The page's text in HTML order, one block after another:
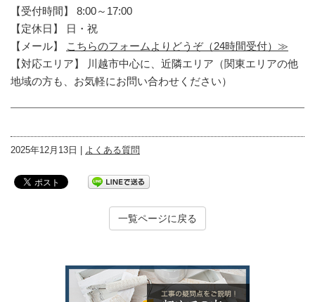
【受付時間】 8:00～17:00
【定休日】 日・祝
【メール】
こちらのフォームよりどうぞ（24時間受付）≫
【対応エリア】 川越市中心に、近隣エリア（関東エリアの他
地域の方も、お気軽にお問い合わせください）
2025年12月13日 | よくある質問
一覧ページに戻る